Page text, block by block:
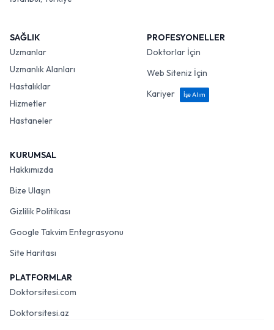
SAĞLIK
Uzmanlar
Uzmanlık Alanları
Hastalıklar
Hizmetler
Hastaneler
PROFESYONELLER
Doktorlar İçin
Web Siteniz İçin
Kariyer
İşe Alım
KURUMSAL
Hakkımızda
Bize Ulaşın
Gizlilik Politikası
Google Takvim Entegrasyonu
Site Haritası
PLATFORMLAR
Doktorsitesi.com
Doktorsitesi.az